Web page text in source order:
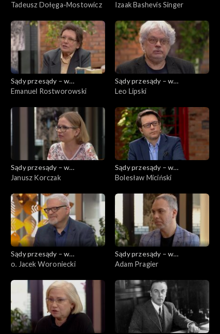
powiększeniu
Tadeusz Dołęga-Mostowicz
powiększeniu
Izaak Bashevis Singer
Sądy przesądy – w
powiększeniu
Emanuel Rostworowski
Sądy przesądy – w
powiększeniu
Leo Lipski
Sądy przesądy – w
powiększeniu
Janusz Korczak
Sądy przesądy – w
powiększeniu
Bolesław Miciński
Sądy przesądy – w
powiększeniu
o. Jacek Woroniecki
Sądy przesądy – w
powiększeniu
Adam Pragier